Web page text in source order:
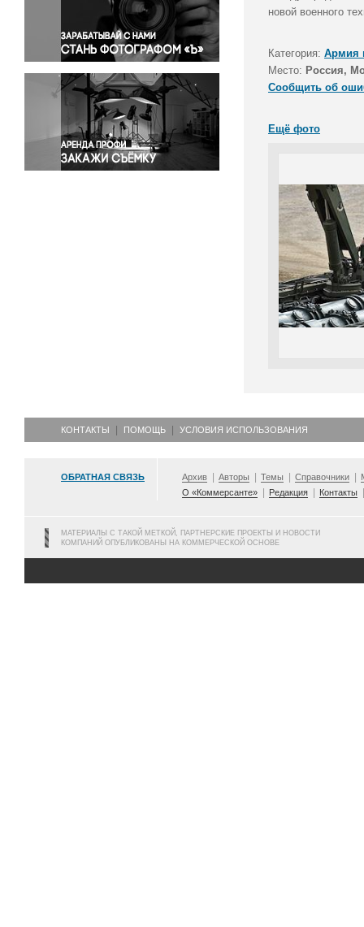
Правосудие
Происшествия и конфликты
Религия
Светская жизнь
Спорт
Экология
Экономика и бизнес
новой военного
Категория: Армия
Место: Россия,
Сообщить об
Ещё фото
КОНТАКТЫ ПОМОЩЬ УСЛОВИЯ ИСПОЛЬЗОВАНИЯ
ОБРАТНАЯ СВЯЗЬ Архив Авторы Темы Справочники
О «Коммерсанте»
Редакция Контакты
МАТЕРИАЛЫ С ТАКОЙ МЕТКОЙ, ПАРТНЕРСКИЕ ПРОЕКТЫ И НОВОСТИ
КОМПАНИЙ ОПУБЛИКОВАНЫ НА КОММЕРЧЕСКОЙ ОСНОВЕ